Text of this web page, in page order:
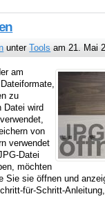
unterTools am 21. Mai
am
zu
Datei wird
von
verwendet
Datei
möchten
Sie sie öffnen und
für-Schritt-